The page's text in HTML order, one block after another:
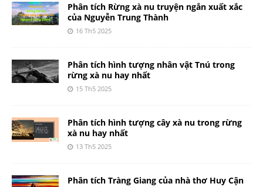
Phân tích Rừng xà nu truyện ngắn xuất xắc
của Nguyễn Trung Thành
16 Th5 2025
Phân tích hình tượng nhân vật Tnú trong
rừng xà nu hay nhất
15 Th5 2025
Phân tích hình tượng cây xà nu trong rừng
xà nu hay nhất
13 Th5 2025
Phân tích Tràng Giang của nhà thơ Huy Cận